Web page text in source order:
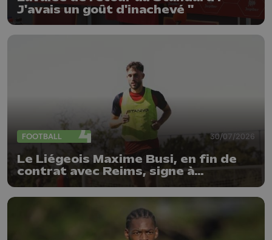
J'avais un goût d'inachevé "
FOOTBALL 30/07/2026
Le Liégeois Maxime Busi, en fin de
contrat avec Reims, signe à